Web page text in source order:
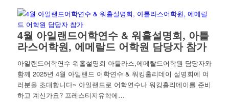
4월 아일랜드어학연수 & 워홀설명회, 아틀
라스어학원, 에메랄드 어학원 담당자 참가
아일랜드어학연수 워홀설명회 아틀라스,에메랄드어학원 담당자와
함께 2025년 4월 아일랜드 어학연수 & 워킹홀리데이 설명회에 여
러분을 초대합니다~ 아일랜드로 어학연수나 워킹홀리데이를 준비
하고 계신가요? 프레스티지유학에…